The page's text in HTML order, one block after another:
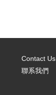
Contact Us
聯系我們